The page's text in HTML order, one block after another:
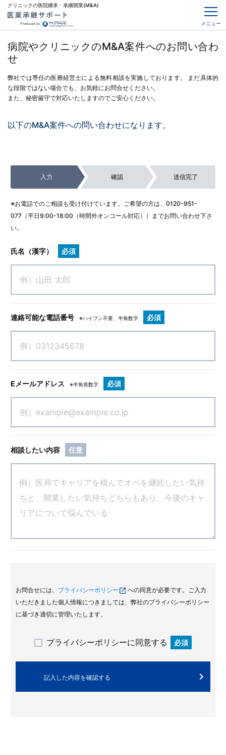
クリニックの医院継承・承継開業(M&A)
メニュー
病院やクリニックのM&A案件へのお問い合わ
せ
弊社では専任の医療経営士による無料相談を実施しております。
まだ具体的
な段階ではない場合でも、お気軽にお問合せください。
また、秘密厳守で対応いたしますのでご安心ください。
以下のM&A案件への問い合わせになります。
入力 確認 送信完了
※お電話でのご相談も受け付けています。ご希望の方は、 0120-951-
077 （平日9:00-18:00（時間外オンコール対応））までお問い合わせ下さ
い。
氏名（漢字） 必須
連絡可能な電話番号 ※ハイフン不要、半角数字 必須
Eメールアドレス ※半角英数字 必須
相談したい内容 任意
お問合せには、 プライバシーポリシー
への同意が必要です。ご入力
いただきました個人情報につきましては、弊社のプライバシーポリシー
に基づき適切に管理いたします。
プライバシーポリシーに同意する 必須